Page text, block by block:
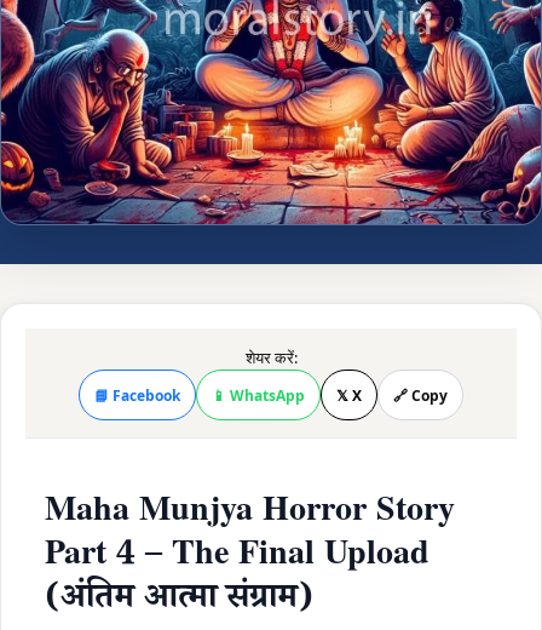
शेयर करें:
📘 Facebook 📱 WhatsApp 𝕏 X 🔗 Copy
Maha Munjya Horror Story
Part 4 – The Final Upload
(अंतिम आत्मा संग्राम)